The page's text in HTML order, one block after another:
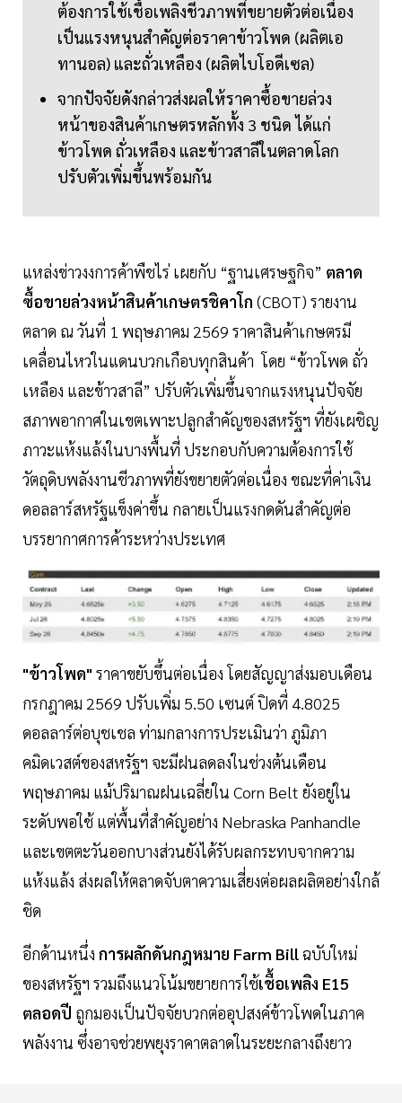
ต้องการใช้เชื้อเพลิงชีวภาพที่ขยายตัวต่อเนื่อง
เป็นแรงหนุนสำคัญต่อราคาข้าวโพด (ผลิตเอ
ทานอล) และถั่วเหลือง (ผลิตไบโอดีเซล)
จากปัจจัยดังกล่าวส่งผลให้ราคาซื้อขายล่วง
หน้าของสินค้าเกษตรหลักทั้ง 3 ชนิด ได้แก่
ข้าวโพด ถั่วเหลือง และข้าวสาลีในตลาดโลก
ปรับตัวเพิ่มขึ้นพร้อมกัน
แหล่งข่าวงงการค้าพืชไร่ เผยกับ “ฐานเศรษฐกิจ” ตลาด
ซื้อขายล่วงหน้าสินค้าเกษตรชิคาโก (CBOT) รายงาน
ตลาด ณ วันที่ 1 พฤษภาคม 2569 ราคาสินค้าเกษตรมี
เคลื่อนไหวในแดนบวกเกือบทุกสินค้า โดย “ข้าวโพด ถั่ว
เหลือง และข้าวสาลี” ปรับตัวเพิ่มขึ้นจากแรงหนุนปัจจัย
สภาพอากาศในเขตเพาะปลูกสำคัญของสหรัฐฯ ที่ยังเผชิญ
ภาวะแห้งแล้งในบางพื้นที่ ประกอบกับความต้องการใช้
วัตถุดิบพลังงานชีวภาพที่ยังขยายตัวต่อเนื่อง ขณะที่ค่าเงิน
ดอลลาร์สหรัฐแข็งค่าขึ้น กลายเป็นแรงกดดันสำคัญต่อ
บรรยากาศการค้าระหว่างประเทศ
"ข้าวโพด" ราคาขยับขึ้นต่อเนื่อง โดยสัญญาส่งมอบเดือน
กรกฎาคม 2569 ปรับเพิ่ม 5.50 เซนต์ ปิดที่ 4.8025
ดอลลาร์ต่อบุชเชล ท่ามกลางการประเมินว่า ภูมิภา
คมิดเวสต์ของสหรัฐฯ จะมีฝนลดลงในช่วงต้นเดือน
พฤษภาคม แม้ปริมาณฝนเฉลี่ยใน Corn Belt ยังอยู่ใน
ระดับพอใช้ แต่พื้นที่สำคัญอย่าง Nebraska Panhandle
และเขตตะวันออกบางส่วนยังได้รับผลกระทบจากความ
แห้งแล้ง ส่งผลให้ตลาดจับตาความเสี่ยงต่อผลผลิตอย่างใกล้
ชิด
อีกด้านหนึ่ง การผลักดันกฎหมาย Farm Billฉบับใหม่
ของสหรัฐฯ รวมถึงแนวโน้มขยายการใช้เชื้อเพลิง E15
ตลอดปี ถูกมองเป็นปัจจัยบวกต่ออุปสงค์ข้าวโพดในภาค
พลังงาน ซึ่งอาจช่วยพยุงราคาตลาดในระยะกลางถึงยาว